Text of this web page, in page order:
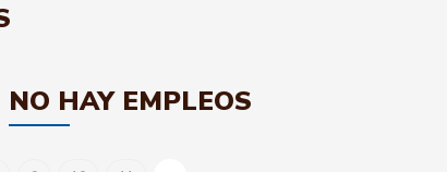
NO HAY EMPLEOS